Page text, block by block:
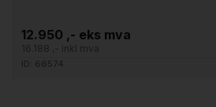
12.950 ,- eks mva
16.188 ,- inkl mva
ID: 66574